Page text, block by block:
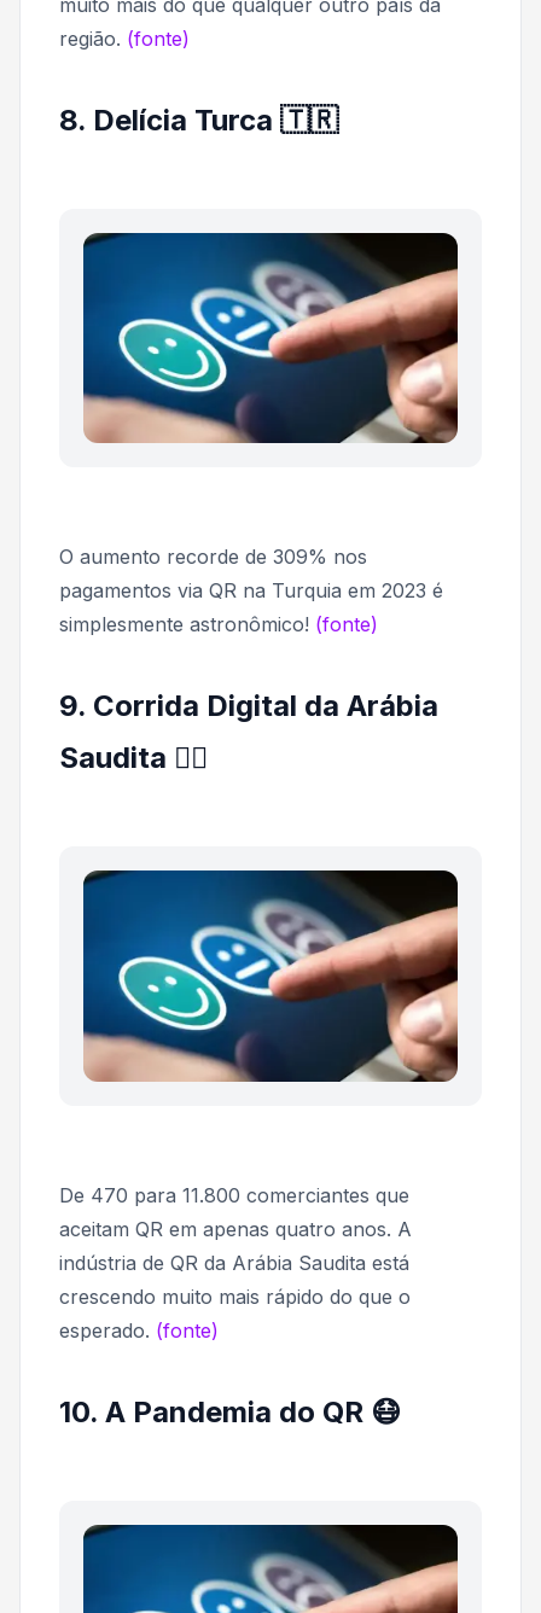
região. (fonte)
8. Delícia Turca 🇹🇷
O aumento recorde de 309% nos
pagamentos via QR na Turquia em 2023 é
simplesmente astronômico! (fonte)
9. Corrida Digital da Arábia
Saudita 🏃‍♂️
De 470 para 11.800 comerciantes que
aceitam QR em apenas quatro anos. A
indústria de QR da Arábia Saudita está
crescendo muito mais rápido do que o
esperado. (fonte)
10. A Pandemia do QR 😷